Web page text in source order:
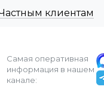
клиентам
Самая оперативная
информация в нашем
канале: